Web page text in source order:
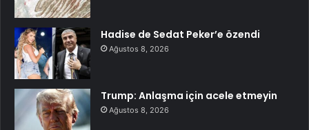
Hadise de Sedat Peker’e özendi
Ağustos 8, 2026
Trump: Anlaşma için acele etmeyin
Ağustos 8, 2026